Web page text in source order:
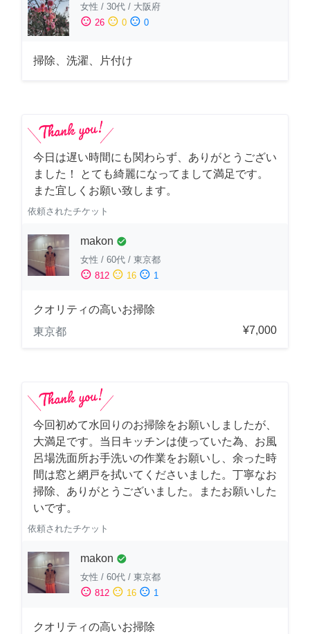
女性 / 30代 / 大阪府
sentiment_satisfied 26 sentiment_neutral 0 sentiment_dissatisfied 0
掃除、洗濯、片付け
今日は遅い時間にも関わらず、ありがとうござい
ました！ とても綺麗になってまして満足です。
また宜しくお願い致します。
依頼されたチケット
makon check_circle
女性 / 60代 / 東京都
sentiment_satisfied 812 sentiment_neutral 16 sentiment_dissatisfied 1
クオリティの高いお掃除
東京都
¥7,000
今回初めて水回りのお掃除をお願いしましたが、
大満足です。当日キッチンは使っていた為、お風
呂場洗面所お手洗いの作業をお願いし、余った時
間は窓と網戸を拭いてくださいました。丁寧なお
掃除、ありがとうございました。またお願いした
いです。
依頼されたチケット
makon check_circle
女性 / 60代 / 東京都
sentiment_satisfied 812 sentiment_neutral 16 sentiment_dissatisfied 1
クオリティの高いお掃除